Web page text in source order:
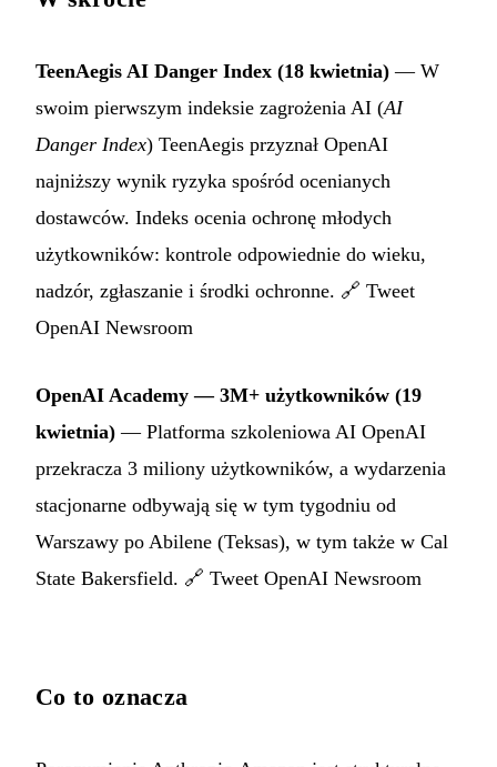
TeenAegis AI Danger Index (18 kwietnia) — W
swoim pierwszym indeksie zagrożenia AI (AI
Danger Index) TeenAegis przyznał OpenAI
najniższy wynik ryzyka spośród ocenianych
dostawców. Indeks ocenia ochronę młodych
użytkowników: kontrole odpowiednie do wieku,
nadzór, zgłaszanie i środki ochronne. 🔗 Tweet
OpenAI Newsroom
OpenAI Academy — 3M+ użytkowników (19
kwietnia) — Platforma szkoleniowa AI OpenAI
przekracza 3 miliony użytkowników, a wydarzenia
stacjonarne odbywają się w tym tygodniu od
Warszawy po Abilene (Teksas), w tym także w Cal
State Bakersfield. 🔗 Tweet OpenAI Newsroom
Co to oznacza